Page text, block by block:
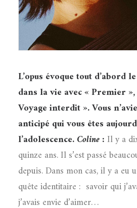
L’opus évoque tout d’abord
dans la vie avec « Premier
Voyage interdit ». Vous
anticipé qui vous êtes
l’adolescence.Coline :Il y a
quinze ans. Il s’est passé
depuis. Dans mon cas, il y a eu
quête identitaire : savoir qui
j’avais envie d’aimer…